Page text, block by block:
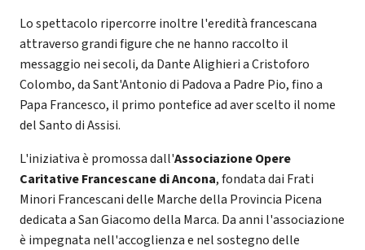
Lo spettacolo ripercorre inoltre l'eredità francescana
attraverso grandi figure che ne hanno raccolto il
messaggio nei secoli, da Dante Alighieri a Cristoforo
Colombo, da Sant'Antonio di Padova a Padre Pio, fino a
Papa Francesco, il primo pontefice ad aver scelto il nome
del Santo di Assisi.
L'iniziativa è promossa dall'Associazione Opere
Caritative Francescane di Ancona, fondata dai Frati
Minori Francescani delle Marche della Provincia Picena
dedicata a San Giacomo della Marca. Da anni l'associazione
è impegnata nell'accoglienza e nel sostegno delle